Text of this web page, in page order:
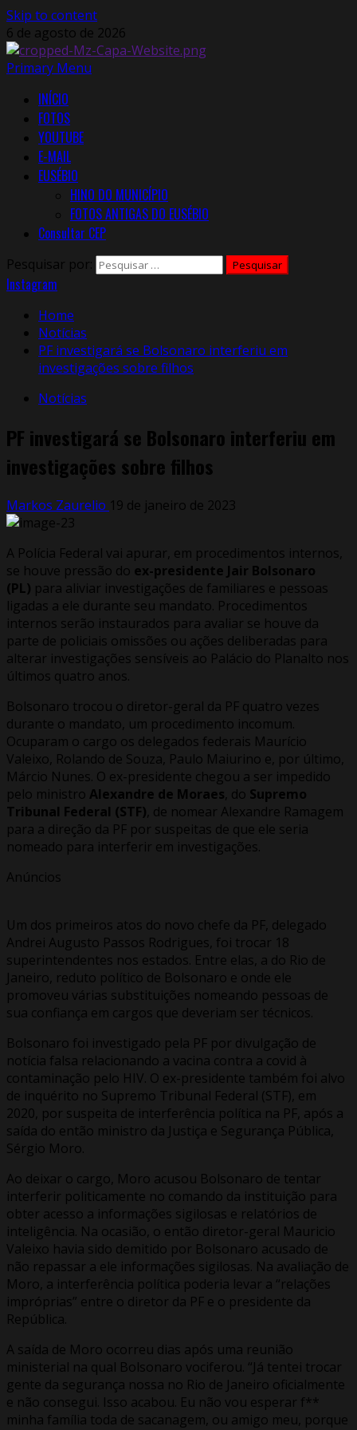
Skip to content
6 de agosto de 2026
Primary Menu
INÍCIO
FOTOS
YOUTUBE
E-MAIL
EUSÉBIO
HINO DO MUNICÍPIO
FOTOS ANTIGAS DO EUSÉBIO
Consultar CEP
Pesquisar por:
Instagram
Home
Notícias
PF investigará se Bolsonaro interferiu em
investigações sobre filhos
Notícias
PF investigará se Bolsonaro interferiu em
investigações sobre filhos
Markos Zaurelio 19 de janeiro de 2023
A Polícia Federal vai apurar, em procedimentos internos,
se houve pressão do ex-presidente Jair Bolsonaro
(PL) para aliviar investigações de familiares e pessoas
ligadas a ele durante seu mandato. Procedimentos
internos serão instaurados para avaliar se houve da
parte de policiais omissões ou ações deliberadas para
alterar investigações sensíveis ao Palácio do Planalto nos
últimos quatro anos.
Bolsonaro trocou o diretor-geral da PF quatro vezes
durante o mandato, um procedimento incomum.
Ocuparam o cargo os delegados federais Maurício
Valeixo, Rolando de Souza, Paulo Maiurino e, por último,
Márcio Nunes. O ex-presidente chegou a ser impedido
pelo ministro Alexandre de Moraes , do Supremo
Tribunal Federal (STF) , de nomear Alexandre Ramagem
para a direção da PF por suspeitas de que ele seria
nomeado para interferir em investigações.
Anúncios
Um dos primeiros atos do novo chefe da PF, delegado
Andrei Augusto Passos Rodrigues, foi trocar 18
superintendentes nos estados. Entre elas, a do Rio de
Janeiro, reduto político de Bolsonaro e onde ele
promoveu várias substituições nomeando pessoas de
sua confiança em cargos que deveriam ser técnicos.
Bolsonaro foi investigado pela PF por divulgação de
notícia falsa relacionando a vacina contra a covid à
contaminação pelo HIV. O ex-presidente também foi alvo
de inquérito no Supremo Tribunal Federal (STF), em
2020, por suspeita de interferência política na PF, após a
saída do então ministro da Justiça e Segurança Pública,
Sérgio Moro.
Ao deixar o cargo, Moro acusou Bolsonaro de tentar
interferir politicamente no comando da instituição para
obter acesso a informações sigilosas e relatórios de
inteligência. Na ocasião, o então diretor-geral Mauricio
Valeixo havia sido demitido por Bolsonaro acusado de
não repassar a ele informações sigilosas. Na avaliação de
Moro, a interferência política poderia levar a “relações
impróprias” entre o diretor da PF e o presidente da
República.
A saída de Moro ocorreu dias após uma reunião
ministerial na qual Bolsonaro vociferou. “Já tentei trocar
gente da segurança nossa no Rio de Janeiro oficialmente
e não consegui. Isso acabou. Eu não vou esperar f**
minha família toda de sacanagem, ou amigo meu, porque